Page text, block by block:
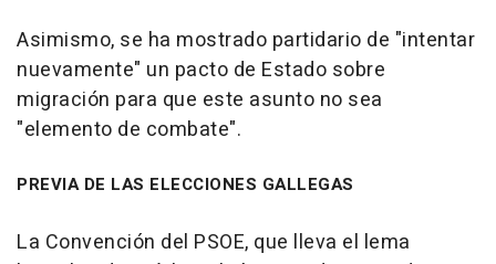
Asimismo, se ha mostrado partidario de "intentar
nuevamente" un pacto de Estado sobre
migración para que este asunto no sea
"elemento de combate".
PREVIA DE LAS ELECCIONES GALLEGAS
La Convención del PSOE, que lleva el lema